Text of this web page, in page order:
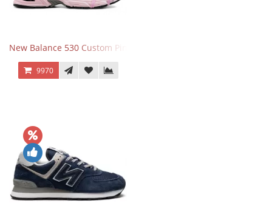
New Balance 530 Custom Pink Silver розовые
9970